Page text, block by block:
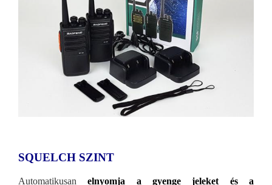
SQUELCH SZINT
Automatikusan
elnyomja a gyenge jeleket és a